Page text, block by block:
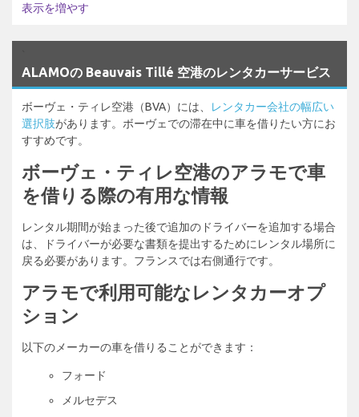
表示を増やす
ALAMOの Beauvais Tillé 空港のレンタカーサービス
ボーヴェ・ティレ空港（BVA）には、
レンタカー会社の幅広い
選択肢があります。ボーヴェでの滞在中に車を借りたい方にお
すすめです。
ボーヴェ・ティレ空港のアラモで車
を借りる際の有用な情報
レンタル期間が始まった後で追加のドライバーを追加する場合
は、ドライバーが必要な書類を提出するためにレンタル場所に
戻る必要があります。フランスでは右側通行です。
アラモで利用可能なレンタカーオプ
ション
以下のメーカーの車を借りることができます：
フォード
メルセデス